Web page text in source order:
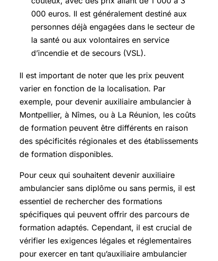
000 euros. Il est généralement destiné aux
personnes déjà engagées dans le secteur de
la santé ou aux volontaires en service
d’incendie et de secours (VSL).
Il est important de noter que les prix peuvent
varier en fonction de la localisation. Par
exemple, pour devenir auxiliaire ambulancier à
Montpellier, à Nîmes, ou à La Réunion, les coûts
de formation peuvent être différents en raison
des spécificités régionales et des établissements
de formation disponibles.
Pour ceux qui souhaitent devenir auxiliaire
ambulancier sans diplôme ou sans permis, il est
essentiel de rechercher des formations
spécifiques qui peuvent offrir des parcours de
formation adaptés. Cependant, il est crucial de
vérifier les exigences légales et réglementaires
pour exercer en tant qu’auxiliaire ambulancier